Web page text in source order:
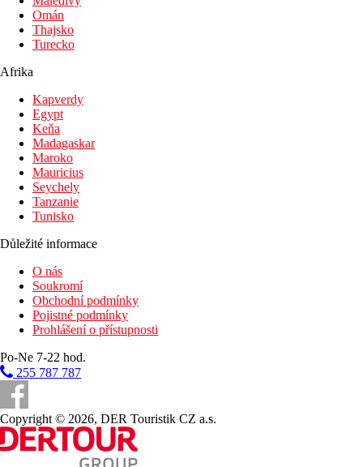
Omán
Thajsko
Turecko
Afrika
Kapverdy
Egypt
Keňa
Madagaskar
Maroko
Mauricius
Seychely
Tanzanie
Tunisko
Důležité informace
O nás
Soukromí
Obchodní podmínky
Pojistné podmínky
Prohlášení o přístupnosti
Po-Ne 7-22 hod.
255 787 787
Copyright © 2026, DER Touristik CZ a.s.